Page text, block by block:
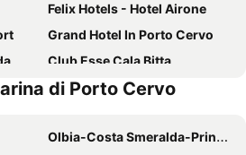
Felix Hotels - Hotel Airone
Grand Hotel In Porto Cervo
Club Esse Cala Bitta
Colonna Beach Hotel
Posada
di Porto Cervo
Olbia-Costa Smeralda-Prince Karim Aga Khan IV Airport